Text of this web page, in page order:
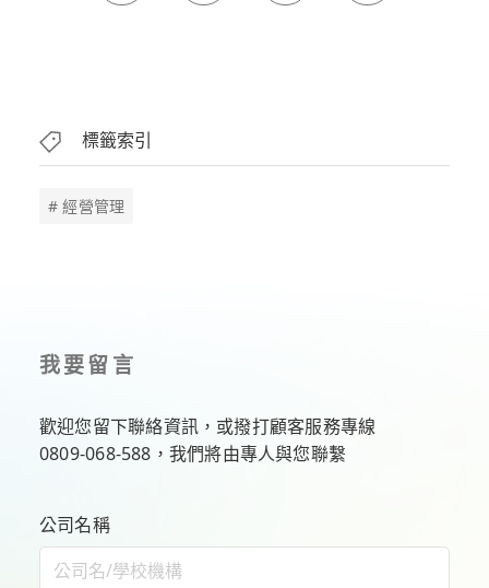
標籤索引
# 經營管理
我要留言
歡迎您留下聯絡資訊，或撥打顧客服務專線
0809-068-588 ，我們將由專人與您聯繫
公司名稱